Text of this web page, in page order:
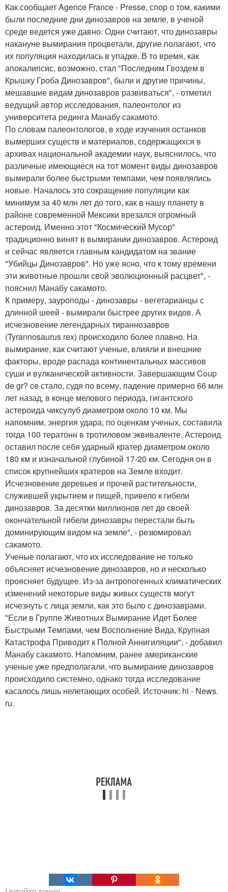
Как сообщает Agence France - Presse, спор о том, какими
были последние дни динозавров на земле, в ученой
среде ведется уже давно. Одни считают, что динозавры
накануне вымирания процветали, другие полагают, что
их популяция находилась в упадке. В то время, как
апокалипсис, возможно, стал "Последним Гвоздем в
Крышку Гроба Динозавров", были и другие причины,
мешавшие видам динозавров развиваться", - отметил
ведущий автор исследования, палеонтолог из
университета рединга Манабу сакамото.
По словам палеонтологов, в ходе изучения останков
вымерших существ и материалов, содержащихся в
архивах национальной академии наук, выяснилось, что
различные имеющиеся на тот момент виды динозавров
вымирали более быстрыми темпами, чем появлялись
новые. Началось это сокращение популяции как
минимум за 40 млн лет до того, как в нашу планету в
районе современной Мексики врезался огромный
астероид. Именно этот "Космический Мусор"
традиционно винят в вымирании динозавров. Астероид
и сейчас является главным кандидатом на звание
"Убийцы Динозавров". Но уже ясно, что к тому времени
эти животные прошли свой эволюционный расцвет", -
пояснил Манабу сакамото.
К примеру, зауроподы - динозавры - вегетарианцы с
длинной шеей - вымирали быстрее других видов. А
исчезновение легендарных тираннозавров
(Tyrannosaurus rex) происходило более плавно. На
вымирание, как считают ученые, влияли и внешние
факторы, вроде распада континентальных массивов
суши и вулканической активности. Завершающим Coup
de gr? ce стало, судя по всему, падение примерно 66 млн
лет назад, в конце мелового периода, гигантского
астероида чиксулуб диаметром около 10 км. Мы
напомним, энергия удара, по оценкам ученых, составила
тогда 100 тератонн в тротиловом эквиваленте. Астероид
оставил после себя ударный кратер диаметром около
180 км и изначальной глубиной 17-20 км. Сегодня он в
список крупнейших кратеров на Земле входит.
Исчезновение деревьев и прочей растительности,
служившей укрытием и пищей, привело к гибели
динозавров. За десятки миллионов лет до своей
окончательной гибели динозавры перестали быть
доминирующим видом на земле", - резюмировал
сакамото.
Ученые полагают, что их исследование не только
объясняет исчезновение динозавров, но и несколько
проясняет будущее. Из-за антропогенных климатических
изменений некоторые виды живых существ могут
исчезнуть с лица земли, как это было с динозаврами.
"Если в Группе Животных Вымирание Идет Более
Быстрыми Темпами, чем Восполнение Вида, Крупная
Катастрофа Приводит к Полной Аннигиляции", - добавил
Манабу сакамото. Напомним, ранее американские
ученые уже предполагали, что вымирание динозавров
происходило системно, однако тогда исследование
касалось лишь нелетающих особей. Источник: hi - News.
ru.